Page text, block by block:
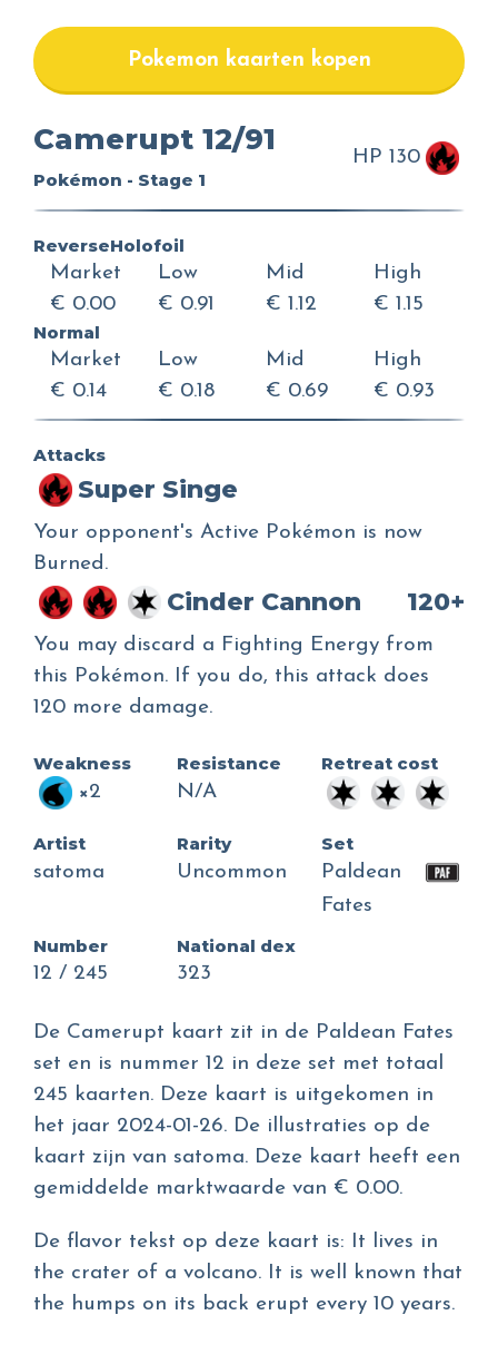
Pokemon kaarten kopen
Camerupt 12/91
Pokémon - Stage 1
HP 130
ReverseHolofoil
Market
€ 0.00
Low
€ 0.91
Mid
€ 1.12
High
€ 1.15
Normal
Market
€ 0.14
Low
€ 0.18
Mid
€ 0.69
High
€ 0.93
Attacks
Super Singe
Your opponent's Active Pokémon is now
Burned.
Cinder Cannon 120+
You may discard a Fighting Energy from
this Pokémon. If you do, this attack does
120 more damage.
Weakness
×2
Resistance
N/A
Retreat cost
Artist
satoma
Rarity
Uncommon
Set
Paldean
Fates
Number
12 / 245
National dex
323
De Camerupt kaart zit in de Paldean Fates
set en is nummer 12 in deze set met totaal
245 kaarten. Deze kaart is uitgekomen in
het jaar 2024-01-26. De illustraties op de
kaart zijn van satoma. Deze kaart heeft een
gemiddelde marktwaarde van € 0.00.
De flavor tekst op deze kaart is: It lives in
the crater of a volcano. It is well known that
the humps on its back erupt every 10 years.